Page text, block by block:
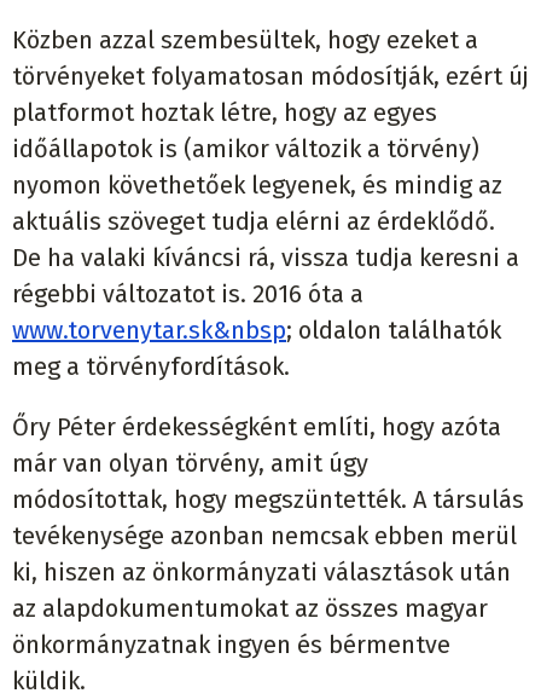
Közben azzal szembesültek, hogy ezeket a
törvényeket folyamatosan módosítják, ezért új
platformot hoztak létre, hogy az egyes
időállapotok is (amikor változik a törvény)
nyomon követhetőek legyenek, és mindig az
aktuális szöveget tudja elérni az érdeklődő.
De ha valaki kíváncsi rá, vissza tudja keresni a
régebbi változatot is. 2016 óta a
www.torvenytar.sk&nbsp; oldalon találhatók
meg a törvényfordítások.
Őry Péter érdekességként említi, hogy azóta
már van olyan törvény, amit úgy
módosítottak, hogy megszüntették. A társulás
tevékenysége azonban nemcsak ebben merül
ki, hiszen az önkormányzati választások után
az alapdokumentumokat az összes magyar
önkormányzatnak ingyen és bérmentve
küldik.